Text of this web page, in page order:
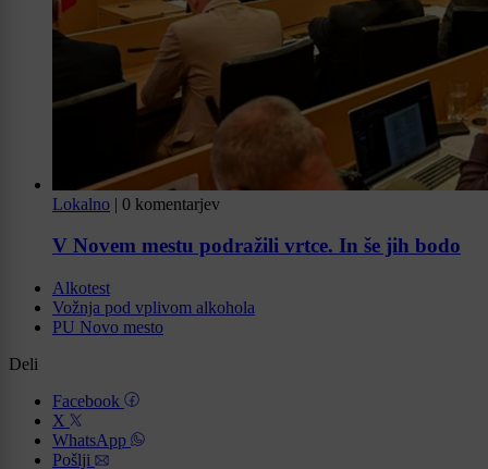
Lokalno | 0 komentarjev
V Novem mestu podražili vrtce. In še jih bodo
Alkotest
Vožnja pod vplivom alkohola
PU Novo mesto
Deli
Facebook
X
WhatsApp
Pošlji